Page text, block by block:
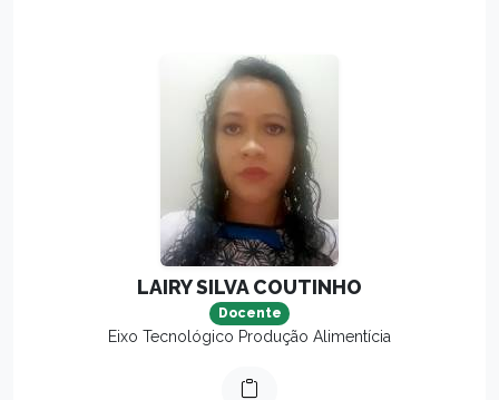
LAIRY SILVA COUTINHO
Docente
Eixo Tecnológico Produção Alimentícia